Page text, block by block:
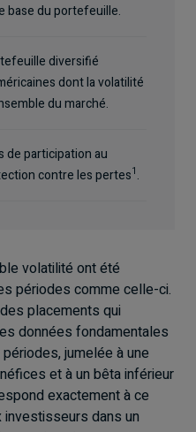
base du portefeuille.
diversifié
dont la volatilité
du marché.
de participation au
contre les pertes1 .
volatilité ont été
périodes comme celle-ci.
placements qui
données fondamentales
jumelée à une
et à un bêta inférieur
exactement à ce
dans un